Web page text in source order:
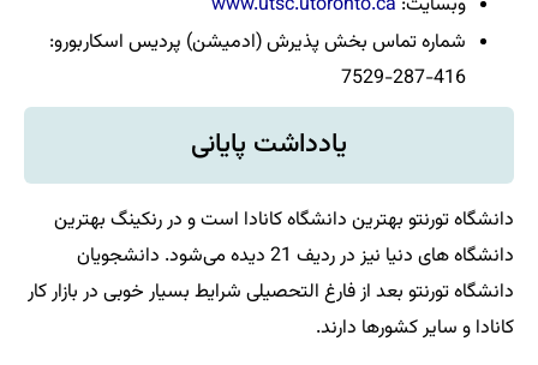
پذیرش (ادمیشن) پردیس اسکاربورو:
دانشگاه کانادا است و در رنکینگ بهترین
دانشگاه های دنیا نیز در ردیف 21 دیده می‌شود. دانشجویان
التحصیلی شرایط بسیار خوبی در بازار کار